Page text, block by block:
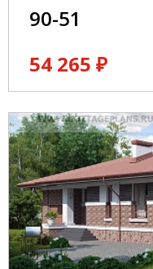
90-51
54 265 ₽